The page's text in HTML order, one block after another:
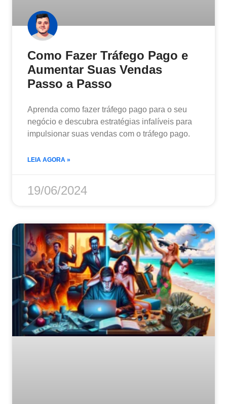
Como Fazer Tráfego Pago e
Aumentar Suas Vendas
Passo a Passo
Aprenda como fazer tráfego pago para o seu
negócio e descubra estratégias infalíveis para
impulsionar suas vendas com o tráfego pago.
LEIA AGORA »
19/06/2024